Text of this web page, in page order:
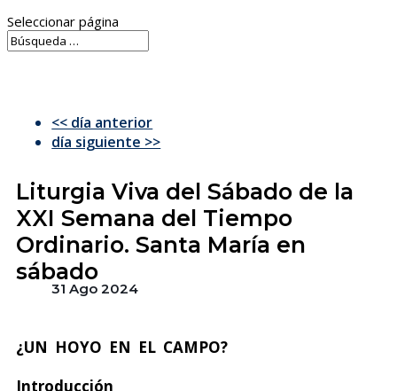
Seleccionar página
<< día anterior
día siguiente >>
Liturgia Viva del Sábado de la
XXI Semana del Tiempo
Ordinario. Santa María en
sábado
31 Ago 2024
¿UN HOYO EN EL CAMPO?
Introducción